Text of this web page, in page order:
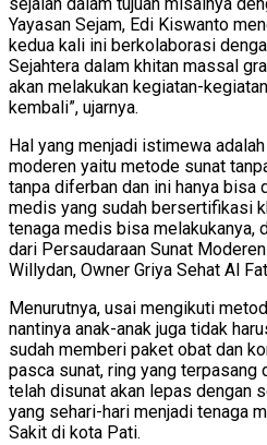
sejalan dalam tujuan misalnya
Yayasan Sejam, Edi Kiswanto
kedua kali ini berkolaborasi
Sejahtera dalam khitan massal
akan melakukan kegiatan-
kembali”, ujarnya.
Hal yang menjadi istimewa
moderen yaitu metode sunat
tanpa diferban dan ini hanya bisa
medis yang sudah bersertifikasi
tenaga medis bisa melakukanya,
dari Persaudaraan Sunat
Willydan, Owner Griya Sehat Al
Menurutnya, usai mengikuti
nantinya anak-anak juga tidak
sudah memberi paket obat dan
pasca sunat, ring yang terpasang
telah disunat akan lepas dengan
yang sehari-hari menjadi tenaga
Sakit di kota Pati.